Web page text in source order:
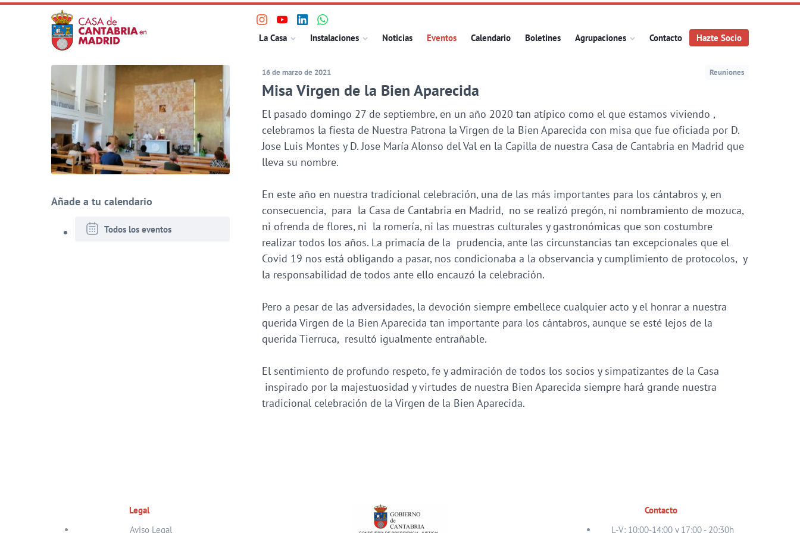
Visita
nuestro
en
Instagram
Visita
nuestro
en
Youtube
Visita
nuestro
en
Linkedin
Visita
nuestro
en
WhatsApp
Principal
La Casa Instalaciones Noticias Eventos Calendario Boletines Agrupaciones Contacto Hazte Socio
16 de marzo de 2021 Reuniones
Misa Virgen de la Bien Aparecida
El pasado domingo 27 de septiembre, en un año 2020 tan atípico como el que estamos viviendo ,
celebramos la fiesta de Nuestra Patrona la Virgen de la Bien Aparecida con misa que fue oficiada por D.
Jose Luis Montes y D. Jose María Alonso del Val en la Capilla de nuestra Casa de Cantabria en Madrid que
lleva su nombre.
En este año en nuestra tradicional celebración, una de las más importantes para los cántabros y, en
consecuencia, para la Casa de Cantabria en Madrid, no se realizó pregón, ni nombramiento de mozuca,
ni ofrenda de flores, ni la romería, ni las muestras culturales y gastronómicas que son costumbre
realizar todos los años. La primacía de la prudencia, ante las circunstancias tan excepcionales que el
Covid 19 nos está obligando a pasar, nos condicionaba a la observancia y cumplimiento de protocolos, y
la responsabilidad de todos ante ello encauzó la celebración.
Pero a pesar de las adversidades, la devoción siempre embellece cualquier acto y el honrar a nuestra
querida Virgen de la Bien Aparecida tan importante para los cántabros, aunque se esté lejos de la
querida Tierruca, resultó igualmente entrañable.
El sentimiento de profundo respeto, fe y admiración de todos los socios y simpatizantes de la Casa
inspirado por la majestuosidad y virtudes de nuestra Bien Aparecida siempre hará grande nuestra
tradicional celebración de la Virgen de la Bien Aparecida.
Añade a tu calendario
Todos los eventos
Legal
Aviso Legal
Contacto
L-V: 10:00-14:00 y 17:00 - 20:30h